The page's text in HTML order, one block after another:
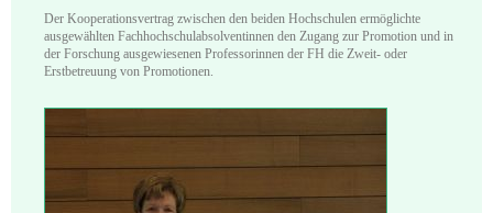
Der Kooperationsvertrag zwischen den beiden Hochschulen ermöglichte
ausgewählten Fachhochschulabsolventinnen den Zugang zur Promotion und in
der Forschung ausgewiesenen Professorinnen der FH die Zweit- oder
Erstbetreuung von Promotionen.